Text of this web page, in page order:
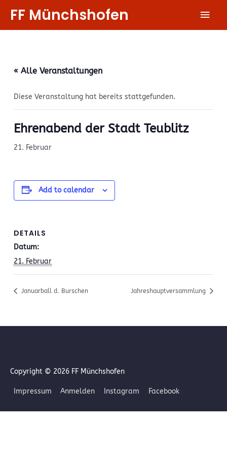
Inhalt
springen
FF Münchshofen
« Alle Veranstaltungen
Diese Veranstaltung hat bereits stattgefunden.
Ehrenabend der Stadt Teublitz
21. Februar
Add to calendar
DETAILS
Datum:
21. Februar
Januarball d. Burschen Jahreshauptversammlung
Copyright © 2026 FF Münchshofen
Impressum Anmelden Instagram Facebook